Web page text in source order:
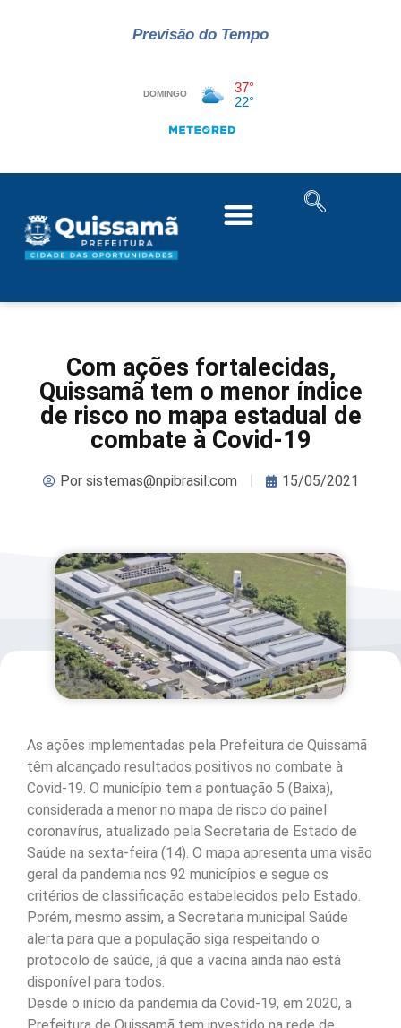
Previsão do Tempo
Com ações fortalecidas,
Quissamã tem o menor índice
de risco no mapa estadual de
combate à Covid-19
Porsistemas@npibrasil.com 15/05/2021
As ações implementadas pela Prefeitura de Quissamã
têm alcançado resultados positivos no combate à
Covid-19. O município tem a pontuação 5 (Baixa),
considerada a menor no mapa de risco do painel
coronavírus, atualizado pela Secretaria de Estado de
Saúde na sexta-feira (14). O mapa apresenta uma visão
geral da pandemia nos 92 municípios e segue os
critérios de classificação estabelecidos pelo Estado.
Porém, mesmo assim, a Secretaria municipal Saúde
alerta para que a população siga respeitando o
protocolo de saúde, já que a vacina ainda não está
disponível para todos.
Desde o início da pandemia da Covid-19, em 2020, a